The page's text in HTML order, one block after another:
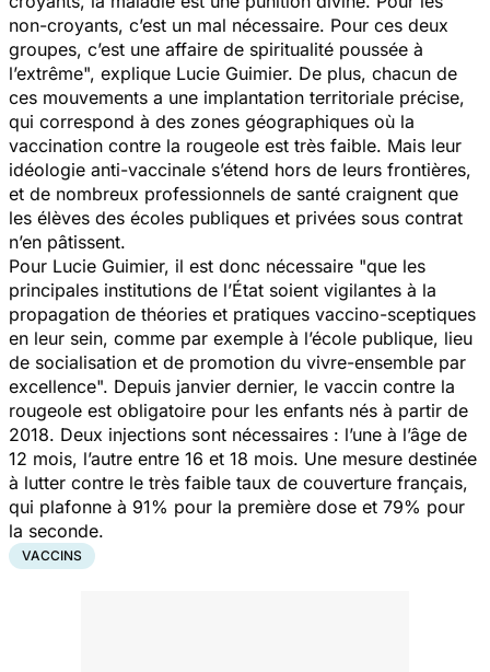
non-croyants, c’est un mal nécessaire. Pour ces deux
groupes, c’est une affaire de spiritualité poussée à
l’extrême", explique Lucie Guimier. De plus, chacun de
ces mouvements a une implantation territoriale précise,
qui correspond à des zones géographiques où la
vaccination contre la rougeole est très faible. Mais leur
idéologie anti-vaccinale s’étend hors de leurs frontières,
et de nombreux professionnels de santé craignent que
les élèves des écoles publiques et privées sous contrat
n’en pâtissent.
Pour Lucie Guimier, il est donc nécessaire "que les
principales institutions de l’État soient vigilantes à la
propagation de théories et pratiques vaccino-sceptiques
en leur sein, comme par exemple à l’école publique, lieu
de socialisation et de promotion du vivre-ensemble par
excellence". Depuis janvier dernier, le vaccin contre la
rougeole est obligatoire pour les enfants nés à partir de
2018. Deux injections sont nécessaires : l’une à l’âge de
12 mois, l’autre entre 16 et 18 mois. Une mesure destinée
à lutter contre le très faible taux de couverture français,
qui plafonne à 91% pour la première dose et 79% pour
la seconde.
VACCINS